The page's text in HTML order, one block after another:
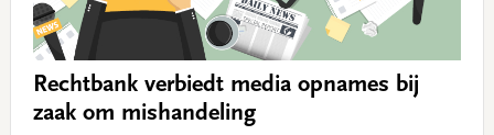
Rechtbank verbiedt media opnames bij
zaak om mishandeling